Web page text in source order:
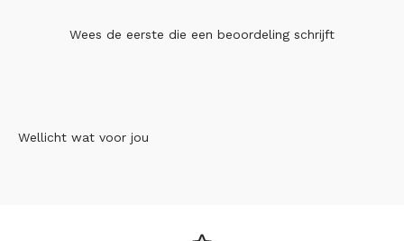
Wees de eerste die een beoordeling schrijft
Wellicht wat voor jou